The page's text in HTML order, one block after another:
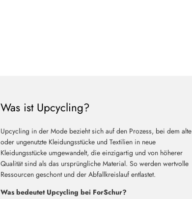
Was ist Upcycling?
Upcycling in der Mode bezieht sich auf den Prozess, bei dem alte
oder ungenutzte Kleidungsstücke und Textilien in neue
Kleidungsstücke umgewandelt, die einzigartig und von höherer
Qualität sind als das ursprüngliche Material. So werden wertvolle
Ressourcen geschont und der Abfallkreislauf entlastet.
Was bedeutet Upcycling bei ForSchur?